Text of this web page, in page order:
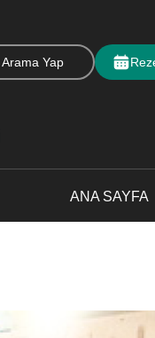
ANA SAYFA
Arama Yap